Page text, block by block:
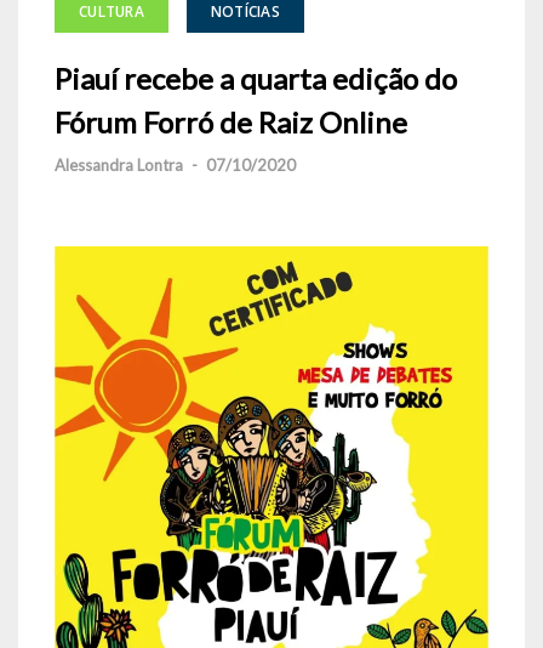
CULTURA NOTÍCIAS
Piauí recebe a quarta edição do
Fórum Forró de Raiz Online
Alessandra Lontra - 07/10/2020